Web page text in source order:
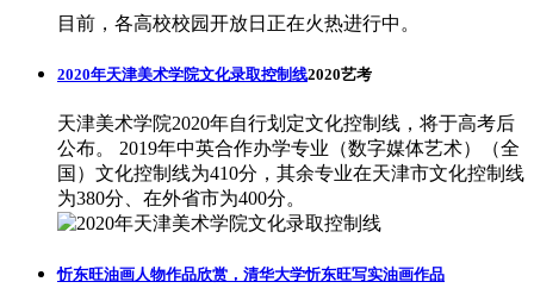
目前，各高校校园开放日正在火热进行中。
2020年天津美术学院文化录取控制线2020艺考
天津美术学院2020年自行划定文化控制线，将于高考后
公布。 2019年中英合作办学专业（数字媒体艺术）（全
国）文化控制线为410分，其余专业在天津市文化控制线
为380分、在外省市为400分。
忻东旺油画人物作品欣赏，清华大学忻东旺写实油画作品